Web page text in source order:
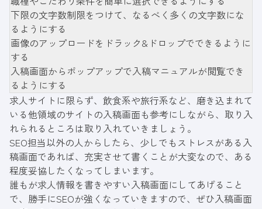
下限の文字数制限をつけて、なるべく多くの文字数にな
るようにする
画像のアップロードをドラック&ドロップでできるように
する
入稿画面からポップアップで入稿マニュアルが閲覧でき
るようにする
求人サイトに限らず、飲食系や旅行系など、磨き込まれて
いる他領域のサイトの入稿画面も参考にしながら、取り入
れられるところは取り入れていきましょう。
SEO担当以外の人からしたら、少しでもストレスがある入
稿画面であれば、充実させて書くことが大変なので、ある
程度妥協したくなってしまいます。
誰もが求人情報を書きやすい入稿画面にしてあげること
で、勝手にSEOが強くなっていきますので、ぜひ入稿画面